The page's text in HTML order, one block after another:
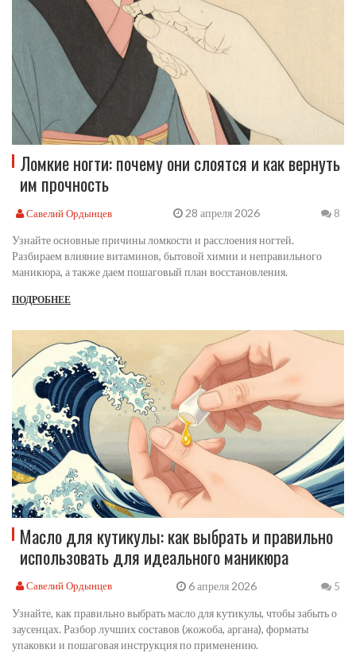
Ломкие ногти: почему они слоятся и как вернуть
им прочность
Савелий Ордынцев 28 апреля 2026 8
Узнайте основные причины ломкости и расслоения ногтей.
Разбираем влияние витаминов, бытовой химии и неправильного
маникюра, а также даем пошаговый план восстановления.
ПОДРОБНЕЕ
Масло для кутикулы: как выбрать и правильно
использовать для идеального маникюра
Савелий Ордынцев 6 апреля 2026 5
Узнайте, как правильно выбрать масло для кутикулы, чтобы забыть о
заусенцах. Разбор лучших составов (жожоба, аргана), форматы
упаковки и пошаговая инструкция по применению.